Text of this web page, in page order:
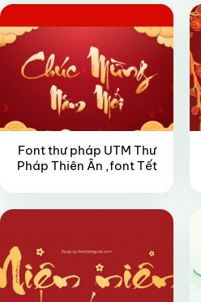
Font thư pháp UTM Thư
Pháp Thiên Ân ,font Tết
FREE